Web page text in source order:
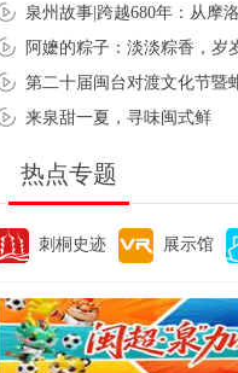
阿嬷的粽子：淡淡粽香，岁
来泉甜一夏，寻味闽式鲜
热点专题
刺桐史迹 展示馆